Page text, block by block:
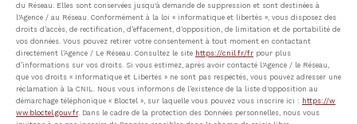
du Réseau. Elles sont conservées jusqu'à demande de suppression et sont destinées à
l'Agence / au Réseau. Conformément à la loi « informatique et libertés », vous disposez des
droits d’accès, de rectification, d’effacement, d’opposition, de limitation et de portabilité de
vos données. Vous pouvez retirer votre consentement à tout moment en contactant
directement l’Agence / Le Réseau. Consultez le site https://cnil.fr/fr pour plus
d’informations sur vos droits. Si vous estimez, après avoir contacté l'Agence / le Réseau,
que vos droits « Informatique et Libertés » ne sont pas respectés, vous pouvez adresser une
réclamation à la CNIL. Nous vous informons de l’existence de la liste d'opposition au
démarchage téléphonique « Bloctel », sur laquelle vous pouvez vous inscrire ici : https://w
ww.bloctel.gouv.fr. Dans le cadre de la protection des Données personnelles, nous vous